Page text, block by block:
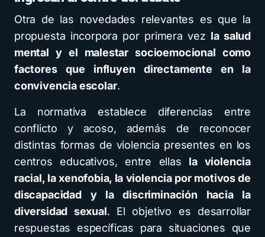
Otra de las novedades relevantes es que la
propuesta incorpora por primera vez la salud
mental y el malestar socioemocional como
factores que influyen directamente en la
convivencia escolar.
La normativa establece diferencias entre
conflicto y acoso, además de reconocer
distintas formas de violencia presentes en los
centros educativos, entre ellas la violencia
racial, la xenofobia, la violencia por motivos de
discapacidad y la discriminación hacia la
diversidad sexual. El objetivo es desarrollar
respuestas específicas para situaciones que